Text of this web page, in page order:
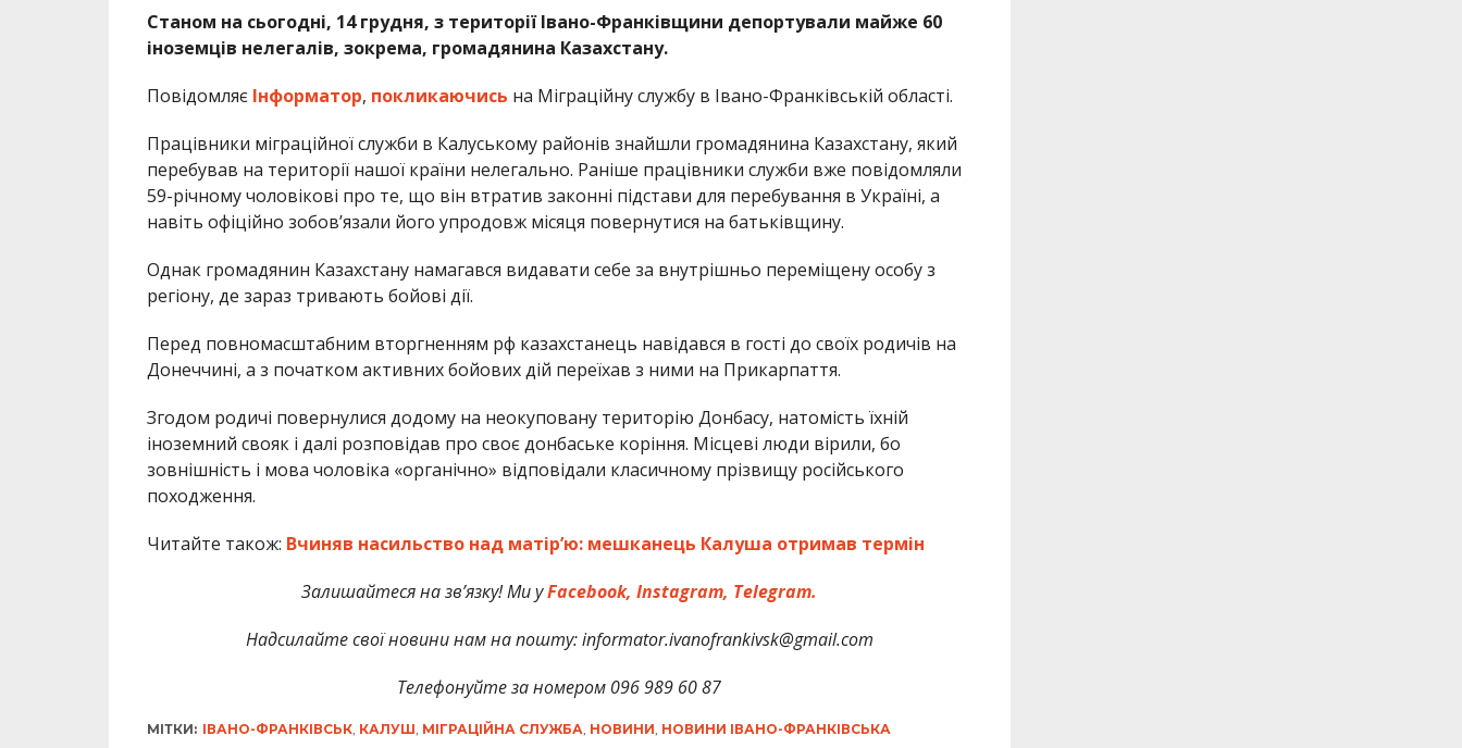
Станом на сьогодні, 14 грудня, з території Івано-Франківщини депортували майже 60
іноземців нелегалів, зокрема, громадянина Казахстану.
Повідомляє Інформатор, покликаючись на Міграційну службу в Івано-Франківській області.
Працівники міграційної служби в Калуському районів знайшли громадянина Казахстану, який
перебував на території нашої країни нелегально. Раніше працівники служби вже повідомляли
59-річному чоловікові про те, що він втратив законні підстави для перебування в Україні, а
навіть офіційно зобов’язали його упродовж місяця повернутися на батьківщину.
Однак громадянин Казахстану намагався видавати себе за внутрішньо переміщену особу з
регіону, де зараз тривають бойові дії.
Перед повномасштабним вторгненням рф казахстанець навідався в гості до своїх родичів на
Донеччині, а з початком активних бойових дій переїхав з ними на Прикарпаття.
Згодом родичі повернулися додому на неокуповану територію Донбасу, натомість їхній
іноземний свояк і далі розповідав про своє донбаське коріння. Місцеві люди вірили, бо
зовнішність і мова чоловіка «органічно» відповідали класичному прізвищу російського
походження.
Читайте також: Вчиняв насильство над матір’ю: мешканець Калуша отримав термін
Залишайтеся на зв’язку! Ми уFacebook, Instagram, Telegram.
Надсилайте свої новини нам на пошту: informator.ivanofrankivsk@gmail.com
Телефонуйте за номером 096 989 60 87
МІТКИ: ІВАНО-ФРАНКІВСЬК, КАЛУШ, МІГРАЦІЙНА СЛУЖБА, НОВИНИ, НОВИНИ ІВАНО-ФРАНКІВСЬКА